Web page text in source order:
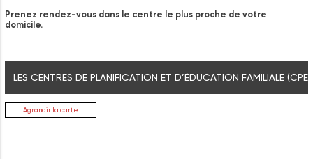
Prenez rendez-vous dans le centre le plus proche de votre
domicile.
LES CENTRES DE PLANIFICATION ET D’ÉDUCATION FAMILIALE (CPE)
Agrandir la carte